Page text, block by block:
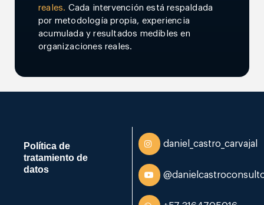
reales. Cada intervención está respaldada
por metodología propia, experiencia
acumulada y resultados medibles en
organizaciones reales.
Política de
tratamiento de
datos
daniel_castro_carvajal